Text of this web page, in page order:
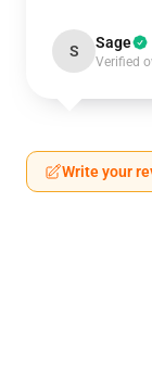
S Sage
Verified
Write your